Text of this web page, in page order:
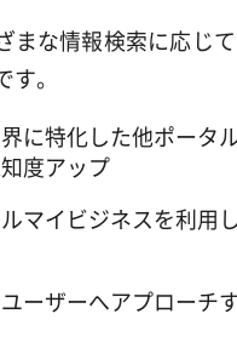
まな情報検索に応じ
。
に特化した他ポータ
度アップ
マイビジネスを利用
ーザーへアプローチ